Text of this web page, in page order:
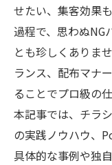
せたい、集客効果
過程で、思わぬNG
とも珍しくありま
ランス、配布マナ
ることでプロ級の
本記事では、チラ
の実践ノウハウ、
具体的な事例や独